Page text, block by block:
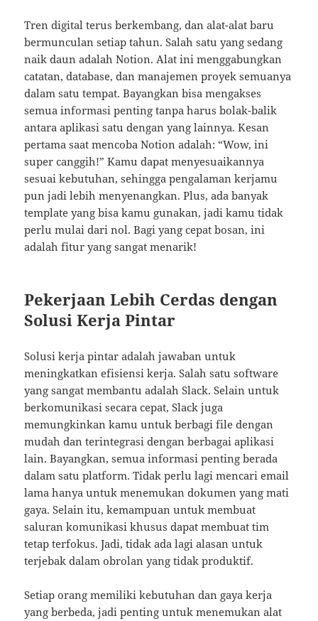
Tren digital terus berkembang, dan alat-alat baru
bermunculan setiap tahun. Salah satu yang sedang
naik daun adalah Notion. Alat ini menggabungkan
catatan, database, dan manajemen proyek semuanya
dalam satu tempat. Bayangkan bisa mengakses
semua informasi penting tanpa harus bolak-balik
antara aplikasi satu dengan yang lainnya. Kesan
pertama saat mencoba Notion adalah: “Wow, ini
super canggih!” Kamu dapat menyesuaikannya
sesuai kebutuhan, sehingga pengalaman kerjamu
pun jadi lebih menyenangkan. Plus, ada banyak
template yang bisa kamu gunakan, jadi kamu tidak
perlu mulai dari nol. Bagi yang cepat bosan, ini
adalah fitur yang sangat menarik!
Pekerjaan Lebih Cerdas dengan
Solusi Kerja Pintar
Solusi kerja pintar adalah jawaban untuk
meningkatkan efisiensi kerja. Salah satu software
yang sangat membantu adalah Slack. Selain untuk
berkomunikasi secara cepat, Slack juga
memungkinkan kamu untuk berbagi file dengan
mudah dan terintegrasi dengan berbagai aplikasi
lain. Bayangkan, semua informasi penting berada
dalam satu platform. Tidak perlu lagi mencari email
lama hanya untuk menemukan dokumen yang mati
gaya. Selain itu, kemampuan untuk membuat
saluran komunikasi khusus dapat membuat tim
tetap terfokus. Jadi, tidak ada lagi alasan untuk
terjebak dalam obrolan yang tidak produktif.
Setiap orang memiliki kebutuhan dan gaya kerja
yang berbeda, jadi penting untuk menemukan alat